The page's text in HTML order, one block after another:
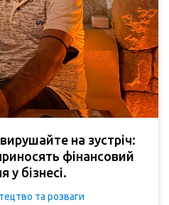
на зустріч:
фінансовий
у бізнесі.
та розваги